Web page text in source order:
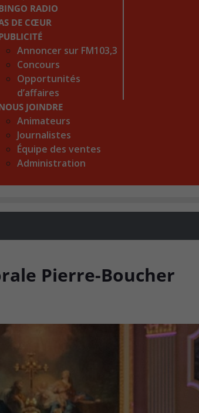
RADIO
DE CŒUR
Annoncer sur FM103,3
Concours
Opportunités
d’affaires
JOINDRE
Animateurs
Journalistes
Équipe des ventes
Administration
Pierre-Boucher